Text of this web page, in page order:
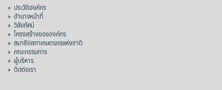
» ประวัติองค์กร
» อำนาจหน้าที่
» วิสัยทัศน์
» โครงสร้างขององค์กร
» สมาชิกสภาเกษตรกรแห่งชาติ
» คณะกรรมการ
» ผู้บริหาร
» ติดต่อเรา